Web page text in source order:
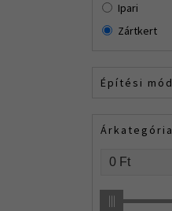
Ipari
Zártkert
Építési mód
Árkategória